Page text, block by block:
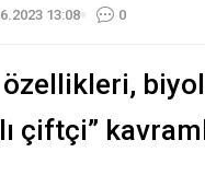
13:08 0
çiftçi”